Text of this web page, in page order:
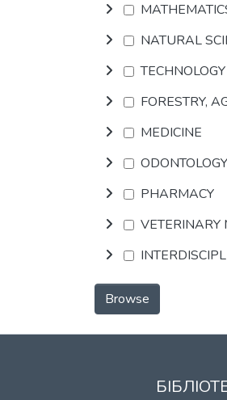
NATURAL
TECHNOLOGY
FORESTRY,
MEDICINE
ODONTOLOGY
PHARMACY
VETERINARY
Browse